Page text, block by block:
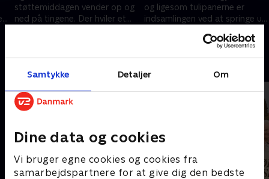
Samtykke Detaljer Om
Dine data og cookies
Vi bruger egne cookies og cookies fra
samarbejdspartnere for at give dig den bedste
støttemiddagen vender op og
ned på tingene. Der hviler et
og ligesom tulipanerne er
indsamlingen ved at springe ud.
frem hos Birgitte
27. august 2024 • 18 min